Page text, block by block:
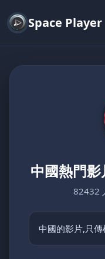
Space Player
中國熱門
82432
中國的影片,只傳